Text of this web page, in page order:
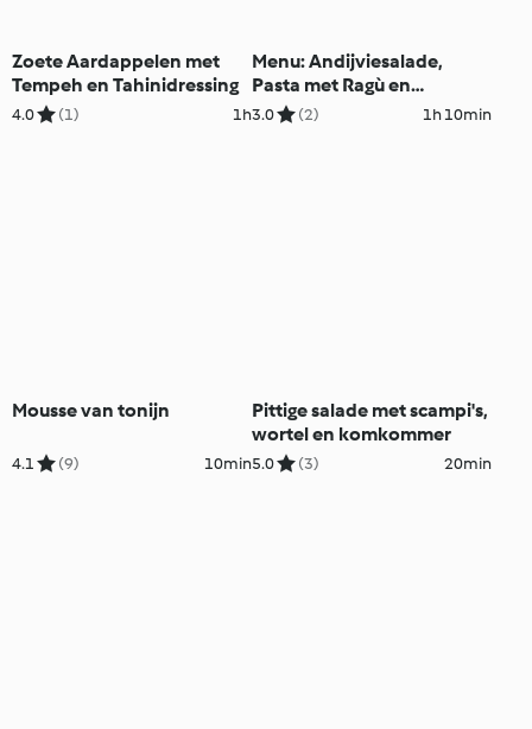
Zoete Aardappelen met
Tempeh en Tahinidressing
4.0 (1) 1h
Menu: Andijviesalade,
Pasta met Ragù en
Chocolademousse
3.0 (2) 1h 10min
Mousse van tonijn
4.1 (9) 10min
Pittige salade met scampi's,
wortel en komkommer
5.0 (3) 20min